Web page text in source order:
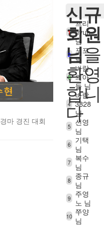
경마 경진 대회
신규
회원
님을
환영
합니
다
1
프리
hyun
님
2
포포
님
3
바람
의아
들 님
4
바람
3828
님
5
선영
님
6
기택
님
7
복수
님
8
종규
님
9
주영
노 님
10 쭈양
님